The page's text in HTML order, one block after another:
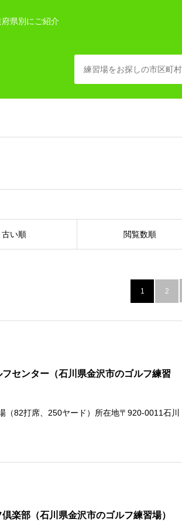
県別にご紹介
古い順 閲覧数順
1 2
センター（石川県金沢市のゴルフ練習
（82打席、250ヤード）所在地〒920-0011石川
楽部（石川県金沢市のゴルフ練習場）